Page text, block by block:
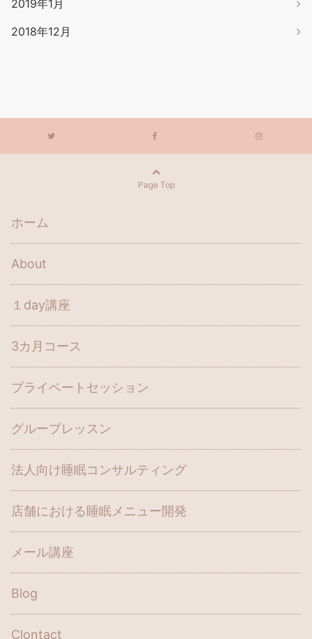
2019年1月
2018年12月
Page Top
ホーム
About
１day講座
3カ月コース
プライベートセッション
グループレッスン
法人向け睡眠コンサルティング
店舗における睡眠メニュー開発
メール講座
Blog
Clontact